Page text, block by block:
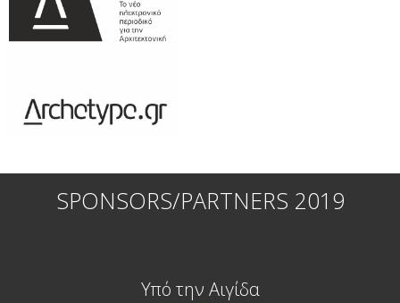
SPONSORS/PARTNERS 2019
Υπό την Αιγίδα